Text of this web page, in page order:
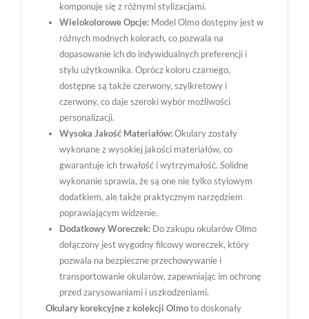
komponuje się z różnymi stylizacjami.
Wielokolorowe Opcje: Model Olmo dostępny jest w
różnych modnych kolorach, co pozwala na
dopasowanie ich do indywidualnych preferencji i
stylu użytkownika. Oprócz koloru czarnego,
dostępne są także czerwony, szylkretowy i
czerwony, co daje szeroki wybór możliwości
personalizacji.
Wysoka Jakość Materiałów:Okulary zostały
wykonane z wysokiej jakości materiałów, co
gwarantuje ich trwałość i wytrzymałość. Solidne
wykonanie sprawia, że są one nie tylko stylowym
dodatkiem, ale także praktycznym narzędziem
poprawiającym widzenie.
Dodatkowy Woreczek: Do zakupu okularów Olmo
dołączony jest wygodny filcowy woreczek, który
pozwala na bezpieczne przechowywanie i
transportowanie okularów, zapewniając im ochronę
przed zarysowaniami i uszkodzeniami.
Okulary korekcyjne z kolekcji Olmoto doskonały